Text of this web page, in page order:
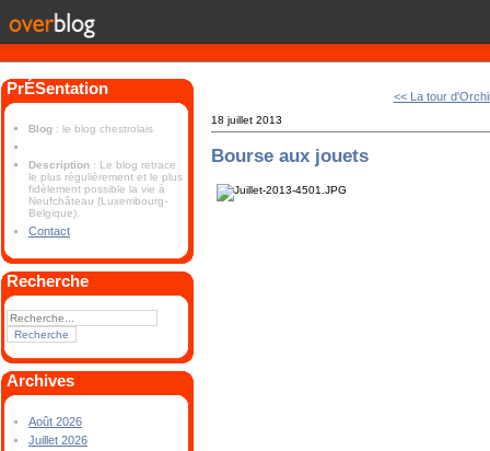
PrÉSentation
Blog : le blog chestrolais
Description : Le blog retrace
le plus régulièrement et le plus
fidèlement possible la vie à
Neufchâteau (Luxembourg-
Belgique).
Contact
Recherche
Archives
Août 2026
Juillet 2026
<< La tour
18 juillet 2013
Bourse aux jouets